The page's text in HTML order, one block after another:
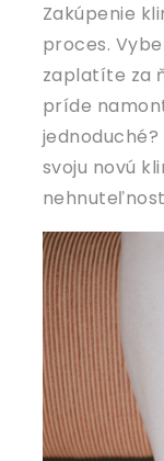
Zakúpenie
proces.
zaplatíte za
príde
svoju novú